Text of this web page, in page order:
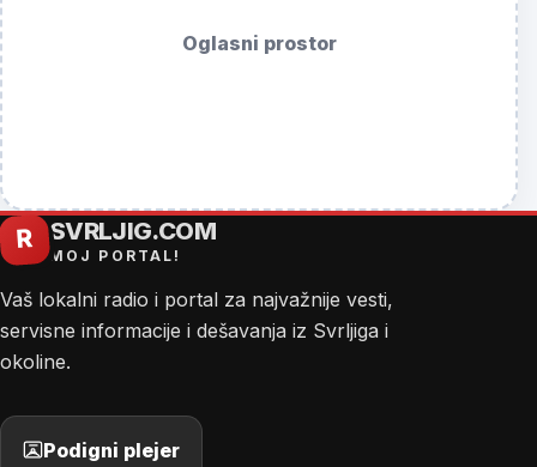
Oglasni prostor
R SVRLJIG.COM
MOJ PORTAL!
Vaš lokalni radio i portal za najvažnije vesti,
servisne informacije i dešavanja iz Svrljiga i
okoline.
Podigni plejer